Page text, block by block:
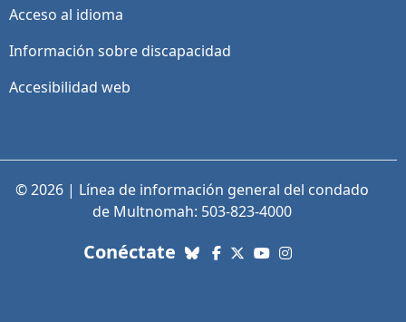
Acceso al idioma
Información sobre discapacidad
Accesibilidad web
© 2026 | Línea de información general del condado
de Multnomah: 503-823-4000
Conéctate con nosotros. Enlaces a
Bluesky
Facebook
X (Twitter)
YouTube
Instagram